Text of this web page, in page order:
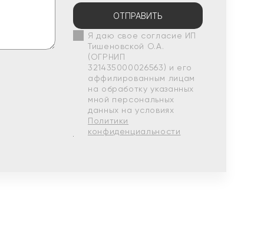
ОТПРАВИТЬ
Я даю свое согласие ИП
Тишеновской О.А.
(ОГРНИП
321435000026563) и его
аффилированным лицам
на обработку указанных
мной персональных
данных на условиях
Политики
конфиденциальности